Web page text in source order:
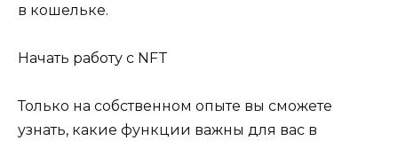
в кошельке.
Начать работу с NFT
Только на собственном опыте вы сможете
узнать, какие функции важны для вас в